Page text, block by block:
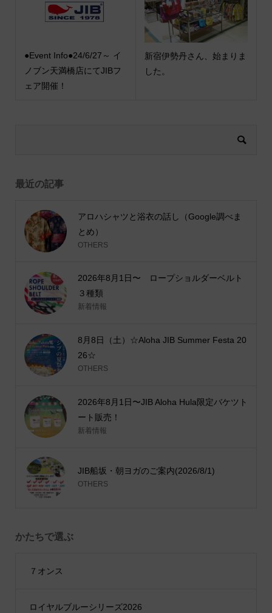
●Event Info●24/6/27～ イ
ノブン天満橋店にてJIBフ
ェア開催！
新宿伊勢丹さん、始まりま
した。
最近の記事
アロハシャツと浴衣の話し（Google調べま
とめ）
OTHERS
2026年8月1日〜 ロープショルダーベルト
３種類
新着情報
8月8日（土）☆Aloha JIB Summer Festa 20
26☆
OTHERS
2026年8月1日〜JIB Aloha Hula限定バケツト
ート販売！
新着情報
JIB船坂・朝ヨガのご案内(2026/8/1)
OTHERS
かたちで選ぶ
７オンス
ロイヤルブルーシリーズ2026